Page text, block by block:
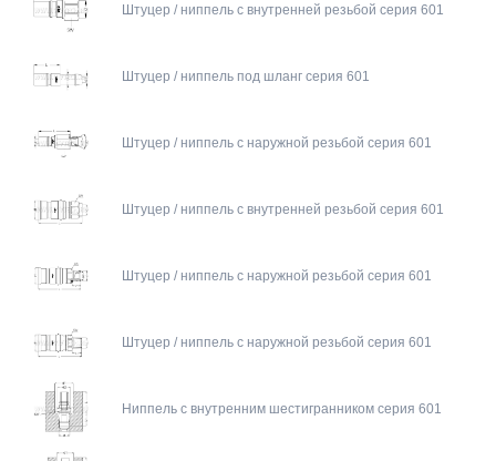
Штуцер / ниппель с внутренней резьбой серия 601
Штуцер / ниппель под шланг серия 601
Штуцер / ниппель с наружной резьбой серия 601
Штуцер / ниппель с внутренней резьбой серия 601
Штуцер / ниппель с наружной резьбой серия 601
Штуцер / ниппель с наружной резьбой серия 601
Ниппель с внутренним шестигранником серия 601